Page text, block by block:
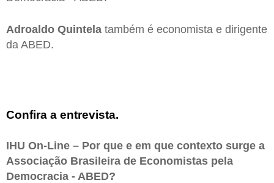
Adroaldo Quintela também é economista e dirigente
da ABED.
Confira a entrevista.
IHU On-Line – Por que e em que contexto surge a
Associação Brasileira de Economistas pela
Democracia - ABED?